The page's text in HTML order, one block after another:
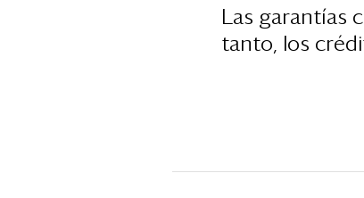
Las garantías
tanto, los